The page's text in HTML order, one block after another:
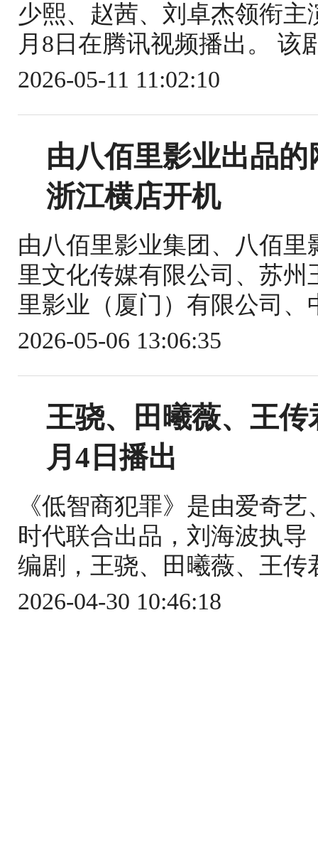
少熙、赵茜、刘卓杰领衔主
月8日在腾讯视频播出。 该
2026-05-11 11:02:10
由八佰里影业出品
浙江横店开机
由八佰里影业集团、八佰
里文化传媒有限公司、苏
里影业（厦门）有限公司
2026-05-06 13:06:35
王骁、田曦薇、王
月4日播出
《低智商犯罪》是由爱奇
时代联合出品，刘海波执
编剧，王骁、田曦薇、王
2026-04-30 10:46:18